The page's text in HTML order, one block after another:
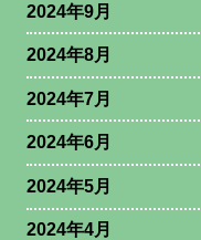
2024年9月
2024年8月
2024年7月
2024年6月
2024年5月
2024年4月